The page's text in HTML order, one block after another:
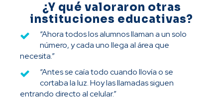
¿Y qué valoraron otras
instituciones educativas?
“Ahora todos los alumnos llaman a un solo
número, y cada uno llega al área que
necesita.”
“Antes se caía todo cuando llovía o se
cortaba la luz. Hoy las llamadas siguen
entrando directo al celular.”